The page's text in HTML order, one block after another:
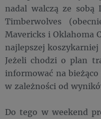
nadal walczą ze sobą
Timberwolves
Mavericks i Oklahoma
najlepszej
Jeżeli chodzi o plan
informować na
w zależności od
Do tego w weekend